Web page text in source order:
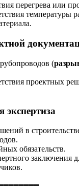
перегрева или
температуры
(
проектных
в
обязательств.
заключения